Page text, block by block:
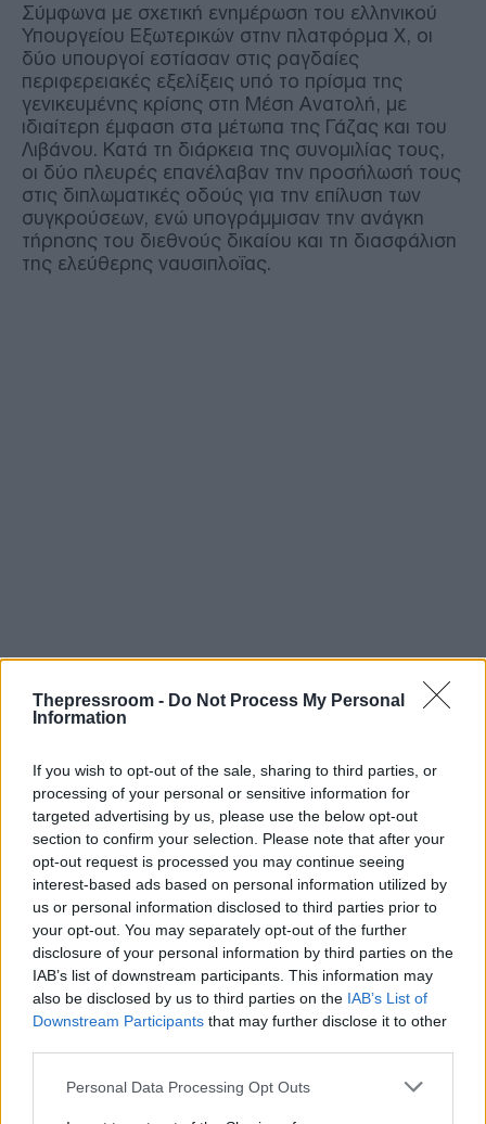
Thepressroom - Do Not Process My Personal
Information
If you wish to opt-out of the sale, sharing to third parties, or
processing of your personal or sensitive information for
targeted advertising by us, please use the below opt-out
section to confirm your selection. Please note that after your
opt-out request is processed you may continue seeing
interest-based ads based on personal information utilized by
us or personal information disclosed to third parties prior to
your opt-out. You may separately opt-out of the further
disclosure of your personal information by third parties on the
IAB’s list of downstream participants. This information may
also be disclosed by us to third parties on the IAB’s List of
Downstream Participants that may further disclose it to other
Please note that this website/app uses one or more Google
Personal Data Processing Opt Outs
Σύμφωνα με σχετική ενημέρωση του ελληνικού
Υπουργείου Εξωτερικών στην πλατφόρμα X, οι
δύο υπουργοί εστίασαν στις ραγδαίες
περιφερειακές εξελίξεις υπό το πρίσμα της
γενικευμένης κρίσης στη Μέση Ανατολή, με
ιδιαίτερη έμφαση στα μέτωπα της Γάζας και του
Λιβάνου. Κατά τη διάρκεια της συνομιλίας τους,
οι δύο πλευρές επανέλαβαν την προσήλωσή τους
στις διπλωματικές οδούς για την επίλυση των
συγκρούσεων, ενώ υπογράμμισαν την ανάγκη
τήρησης του διεθνούς δικαίου και τη διασφάλιση
της ελεύθερης ναυσιπλοΐας.
Παράλληλα, οι επικεφαλής της διπλωματίας των
δύο χωρών συμφώνησαν να διατηρήσουν ανοιχτό
δίαυλο στενής συνεργασίας, με κοινό στόχο την
ενίσχυση της ειρήνης, της σταθερότητας και της
ευημερίας στην περιοχή της Ανατολικής